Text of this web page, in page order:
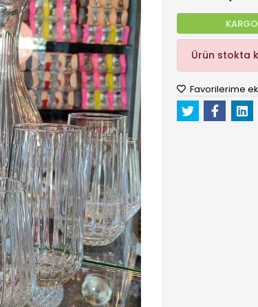
Ürün stokta
Favorilerime